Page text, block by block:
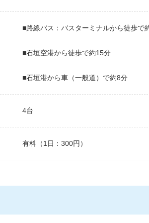
■路線バス：バスターミナルから徒歩で
■石垣空港から徒歩で約15分
■石垣港から車（一般道）で約8分
4台
有料（1日：300円）